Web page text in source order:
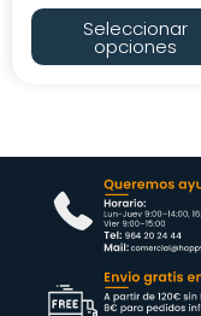
Seleccionar
opciones